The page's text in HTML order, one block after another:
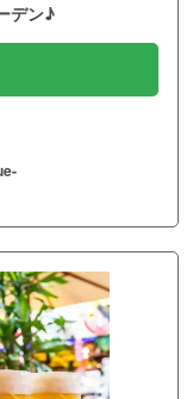
デン♪